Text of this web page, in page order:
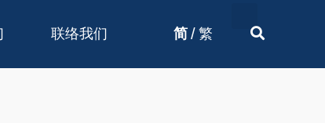
联络我们 简 / 繁